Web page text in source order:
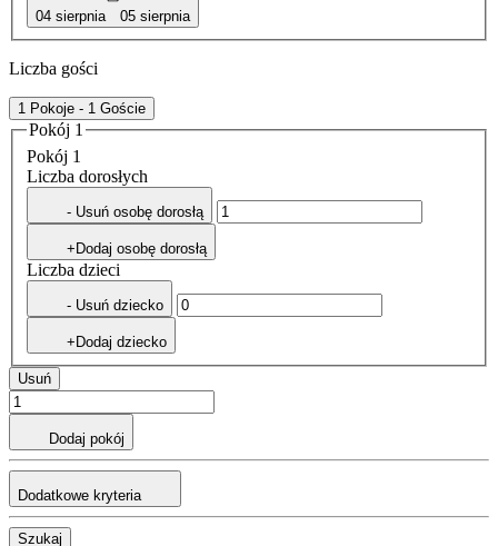
04 sierpnia 05 sierpnia
Liczba gości
1 Pokoje - 1 Goście
Pokój 1
Pokój 1
Liczba dorosłych
- Usuń osobę dorosłą
+Dodaj osobę dorosłą
Liczba dzieci
- Usuń dziecko
+Dodaj dziecko
Usuń
Dodaj pokój
Dodatkowe kryteria
Szukaj